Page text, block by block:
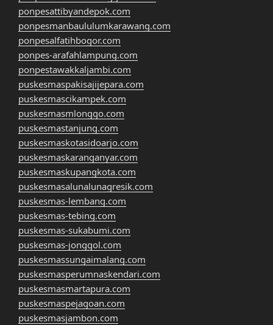
ponpesattibyandepok.com
ponpesmanbaululumkarawang.com
ponpesalfatihbogor.com
ponpes-arafahlampung.com
ponpestawakkaljambi.com
puskesmaspakisajijepara.com
puskesmascikampek.com
puskesmasmlonggo.com
puskesmastanjung.com
puskesmaskotasidoarjo.com
puskesmaskaranganyar.com
puskesmaskupangkota.com
puskesmasalunalunagresik.com
puskesmas-lembang.com
puskesmas-tebing.com
puskesmas-sukabumi.com
puskesmas-jonggol.com
puskesmassungaimalang.com
puskesmasperumnaskendari.com
puskesmasmartapura.com
puskesmaspejagoan.com
puskesmasjambon.com